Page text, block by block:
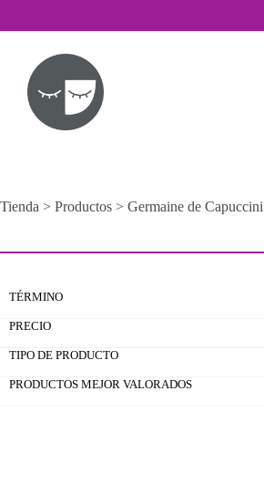
Tienda > Productos > Germaine de Capuccini
TÉRMINO
PRECIO
TIPO DE PRODUCTO
PRODUCTOS MEJOR VALORADOS